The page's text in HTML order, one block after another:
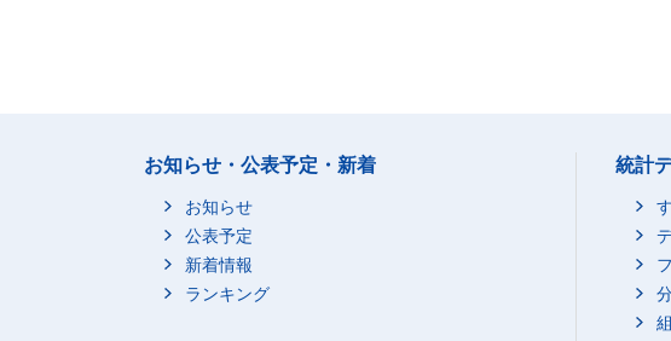
お知らせ・公表予定・新着
お知らせ
公表予定
新着情報
ランキング
統計